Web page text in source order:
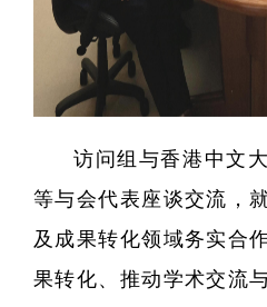
访问组与香港中文
等与会代表座谈交流，
及成果转化领域务实合
果转化、推动学术交流